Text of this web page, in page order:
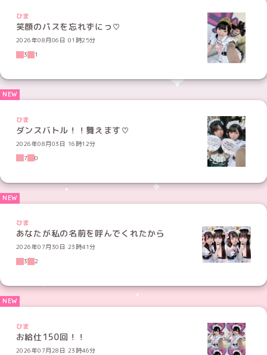
ひま
笑顔のパスを忘れずにっ♡
2026年08月06日 01時25分
3
1
ひま
ダンスバトル！！舞えます♡
2026年08月03日 16時12分
7
0
ひま
あなたが私の名前を呼んでくれたから
2026年07月30日 23時41分
3
2
ひま
お給仕150回！！
2026年07月28日 23時46分